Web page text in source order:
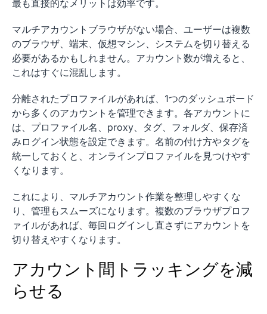
最も直接的なメリットは効率です。
マルチアカウントブラウザがない場合、ユーザーは複数
のブラウザ、端末、仮想マシン、システムを切り替える
必要があるかもしれません。アカウント数が増えると、
これはすぐに混乱します。
分離されたプロファイルがあれば、1つのダッシュボード
から多くのアカウントを管理できます。各アカウントに
は、プロファイル名、proxy、タグ、フォルダ、保存済
みログイン状態を設定できます。名前の付け方やタグを
統一しておくと、オンラインプロファイルを見つけやす
くなります。
これにより、マルチアカウント作業を整理しやすくな
り、管理もスムーズになります。複数のブラウザプロフ
ァイルがあれば、毎回ログインし直さずにアカウントを
切り替えやすくなります。
アカウント間トラッキングを減
らせる